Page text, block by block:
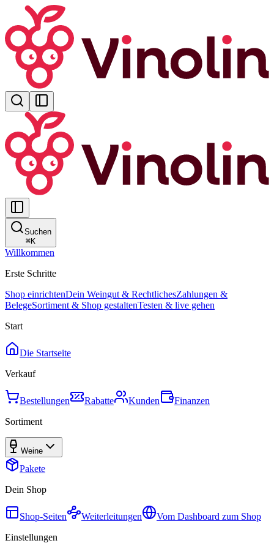
Suchen
⌘K
Willkommen
Erste Schritte
Shop einrichtenDein Weingut & RechtlichesZahlungen &
BelegeSortiment & Shop gestaltenTesten & live gehen
Start
Die Startseite
Verkauf
Bestellungen Rabatte Kunden
Finanzen
Sortiment
Weine
Pakete
Dein Shop
Shop-Seiten Weiterleitungen
Vom Dashboard zum Shop
Einstellungen